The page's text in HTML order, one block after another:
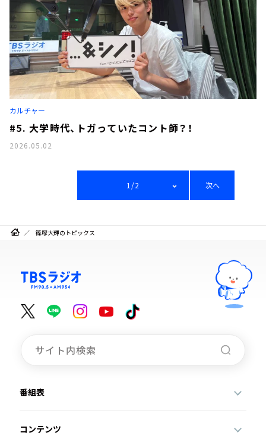
カルチャー
#5. 大学時代、トガっていたコント師？！
2026.05.02
1/2 次へ
篠塚大輝のトピックス
番組表
コンテンツ